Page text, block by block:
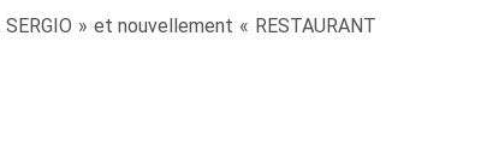
» et nouvellement « RESTAURANT